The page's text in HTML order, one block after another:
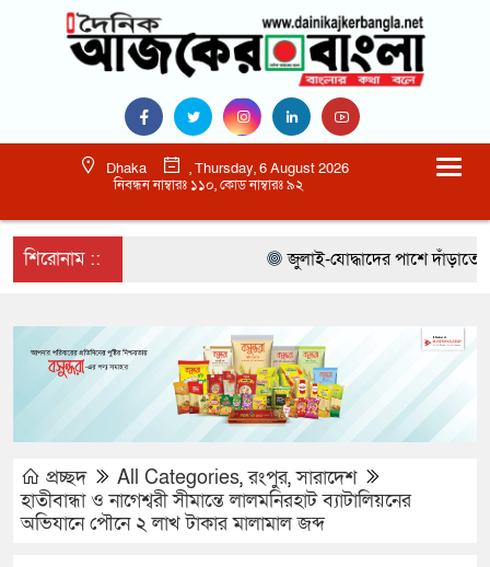
Dhaka
, Thursday, 6 August 2026
নিবন্ধন নাম্বারঃ ১১০, কোড নাম্বারঃ ৯২
শিরোনাম :: জুলাই-যোদ্ধাদের পাশে দাঁড়াতে হবে
প্রচ্ছদ All Categories,রংপুর,সারাদেশ
হাতীবান্ধা ও নাগেশ্বরী সীমান্তে লালমনিরহাট ব্যাটালিয়নের
অভিযানে পৌনে ২ লাখ টাকার মালামাল জব্দ